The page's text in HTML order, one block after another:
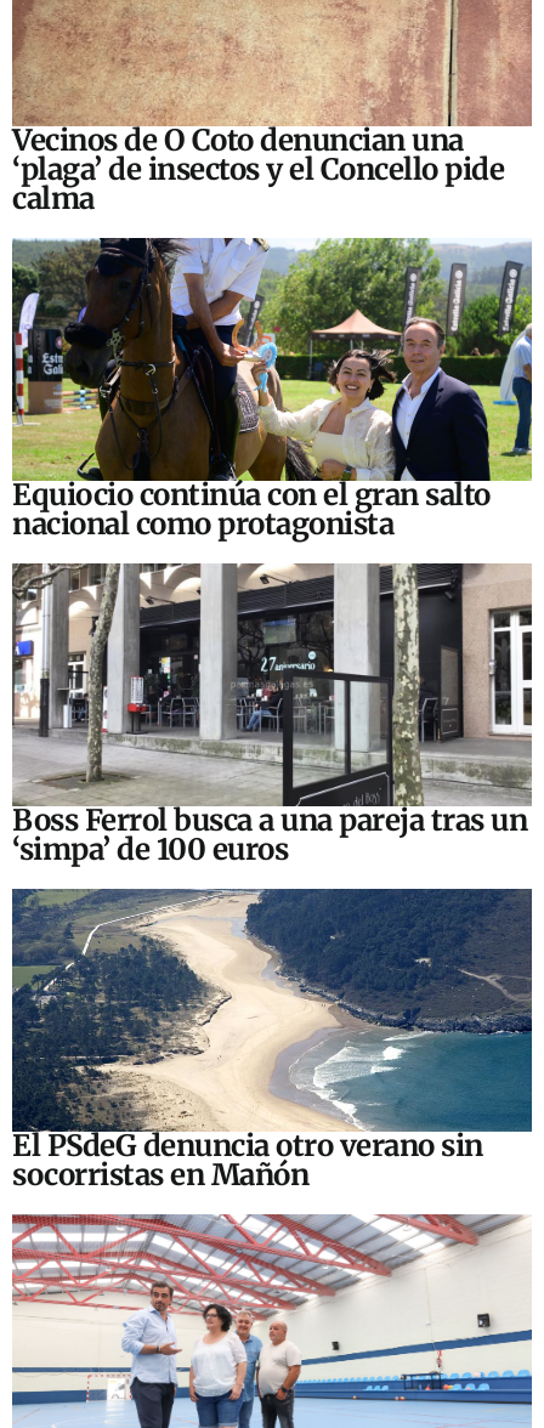
Vecinos de O Coto denuncian una
‘plaga’ de insectos y el Concello pide
calma
Equiocio continúa con el gran salto
nacional como protagonista
Boss Ferrol busca a una pareja tras un
‘simpa’ de 100 euros
El PSdeG denuncia otro verano sin
socorristas en Mañón